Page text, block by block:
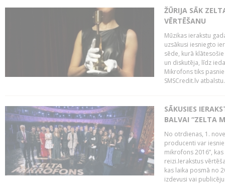
ŽŪRIJA SĀK
VĒRTĒŠANU
Mūzikas ierakstu
uzsākusi iesniegto
sēde, kurā
un diskutēja, līdz
Mikrofons tiks
SMSCredit.lv
SĀKUSIES
BALVAI “ZELTA
No otrdienas, 1.
producenti var
mikrofons 2016”,
reizi.Ierakstus
kas laika posmā no
izdevusi vai